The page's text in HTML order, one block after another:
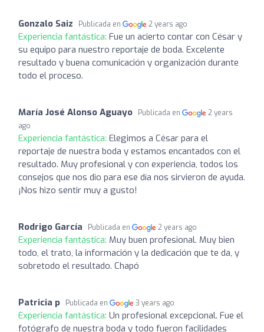
Gonzalo Saiz Publicada en 2 years ago
Experiencia fantástica: Fue un acierto contar con César y
su equipo para nuestro reportaje de boda. Excelente
resultado y buena comunicación y organización durante
todo el proceso.
María José Alonso Aguayo Publicada en
2 years
ago
Experiencia fantástica: Elegimos a César para el
reportaje de nuestra boda y estamos encantados con el
resultado. Muy profesional y con experiencia, todos los
consejos que nos dio para ese día nos sirvieron de ayuda.
¡Nos hizo sentir muy a gusto!
Rodrigo García Publicada en 2 years ago
Experiencia fantástica: Muy buen profesional. Muy bien
todo, el trato, la información y la dedicación que te da, y
sobretodo el resultado. Chapó
Patricia p Publicada en 3 years ago
Experiencia fantástica: Un profesional excepcional. Fue el
fotógrafo de nuestra boda y todo fueron facilidades